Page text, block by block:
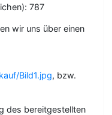
787
wir uns über einen
Bild1.jpg, bzw.
des bereitgestellten